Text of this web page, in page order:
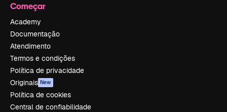
Começar
Academy
Documentação
Atendimento
Termos e condições
Política de privacidade
Originais New
Política de cookies
Central de confiabilidade